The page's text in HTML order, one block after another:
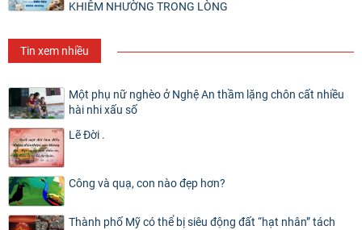
KHIÊM NHƯỜNG TRONG LÒNG
Tin xem nhiều
Một phụ nữ nghèo ở Nghệ An thầm lặng chôn cất nhiều
hài nhi xấu số
Lẽ Đời .
Công và quạ, con nào đẹp hơn?
Thành phố Mỹ có thể bị siêu động đất “hạt nhân” tách